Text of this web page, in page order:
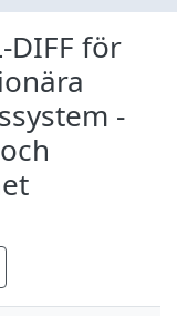
DIFF för
-